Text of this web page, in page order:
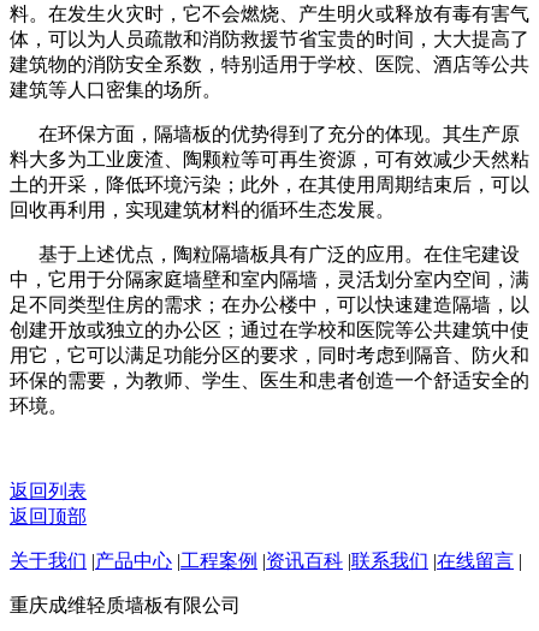
料。在发生火灾时，它不会燃烧、产生明火或释放有毒有害气
体，可以为人员疏散和消防救援节省宝贵的时间，大大提高了
建筑物的消防安全系数，特别适用于学校、医院、酒店等公共
建筑等人口密集的场所。
在环保方面，隔墙板的优势得到了充分的体现。其生产原
料大多为工业废渣、陶颗粒等可再生资源，可有效减少天然粘
土的开采，降低环境污染；此外，在其使用周期结束后，可以
回收再利用，实现建筑材料的循环生态发展。
基于上述优点，陶粒隔墙板具有广泛的应用。在住宅建设
中，它用于分隔家庭墙壁和室内隔墙，灵活划分室内空间，满
足不同类型住房的需求；在办公楼中，可以快速建造隔墙，以
创建开放或独立的办公区；通过在学校和医院等公共建筑中使
用它，它可以满足功能分区的要求，同时考虑到隔音、防火和
环保的需要，为教师、学生、医生和患者创造一个舒适安全的
环境。
返回列表
返回顶部
关于我们 |产品中心 |工程案例 |资讯百科 |联系我们 |在线留言 |
重庆成维轻质墙板有限公司